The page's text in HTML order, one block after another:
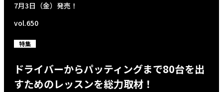
7月3日（金）発売！
vol.650
特集
ドライバーからパッティングまで80台を出
すためのレッスンを総力取材！